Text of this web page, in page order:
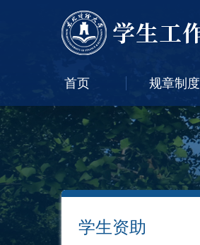
首页 规章制度
学生资助